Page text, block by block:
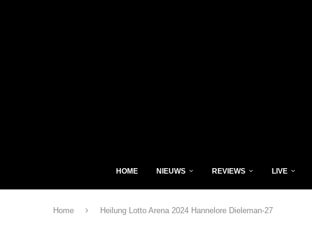
HOME NIEUWS REVIEWS LIVE
Home Heilung Lotto Arena 2024 Hannelore Dieleman-27